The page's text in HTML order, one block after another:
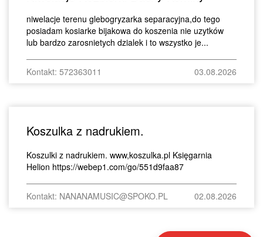
niwelacje terenu glebogryzarka separacyjna,do tego
posiadam kosiarke bijakowa do koszenia nie uzytków
lub bardzo zarosnietych dzialek i to wszystko je...
Kontakt: 572363011 03.08.2026
Koszulka z nadrukiem.
Koszulki z nadrukiem. www,koszulka.pl Księgarnia
Helion https://webep1.com/go/551d9faa87
Kontakt: NANANAMUSIC@SPOKO.PL 02.08.2026